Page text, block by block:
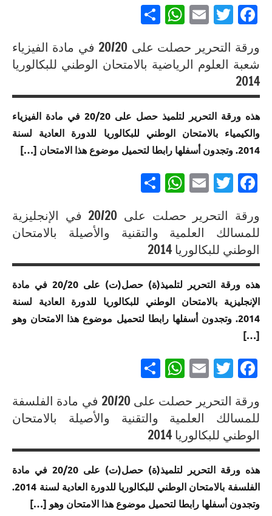
إنجازات
الامتحان
الموحد
الوطني
للبكالوريا
مسلك العلوم
والتكنولوجيات
الميكانيكية
متميزة
في
الموحد
الوطني
للبكالوريا
مسلك
التطبيقية
إنجازات
متميزة
الامتحان
الموحد
للبكالوريا
مسلك
اللغة
العربية
إنجازات
متميزة في
الامتحان
للبكالوريا
مسلك
الفيزيائية
خيار لغة
فرنسية
متميزة في
الامتحان
الموحد
للبكالوريا
مسلك العلوم
الكهربائية
إنجازات
متميزة في
الموحد
الوطني
للبكالوريا
مسلك العلوم
والتكنولوجيات
الميكانيكية
إنجازات
متميزة
في
الامتحان
الموحد
الوطني
للبكالوريا
مسلك
التطبيقية
ب
إنجازات
في
الامتحان
الموحد
الوطني
مسلك
العلوم
الرياضية
المسالك
متميزة
الامتحان
للبكالوريا
مسلك
العلوم
إنجازات
في
الامتحان
الموحد
الوطني
مسلك
العلوم
الرياضية
متميزة
الامتحان
الموحد
الوطني
للبكالوريا
العلوم
الرياضية
ب
Facebook
Twitter
Email
WhatsApp
إنجازات
متميزة
في
الموحد
الوطني
للبكالوريا
المسالك
متميزة
الامتحان
الموحد
للبكالوريا
مسلك
العلوم
الاقتصادية
متميزة
الامتحان
الموحد
الوطني
للبكالوريا
العلوم
الرياضية
ورقة التحرير حصلت على 20/20 في مادة الفيزياء
شعبة العلوم الرياضية بالامتحان الوطني للبكالوريا
2014
هذه ورقة التحرير لتلميذ حصل على 20/20 في مادة الفيزياء
والكيمياء بالامتحان الوطني للبكالوريا للدورة العادية لسنة
2014. وتجدون أسفلها رابطا لتحميل موضوع هذا الامتحان […]
Facebook
Twitter
Email
WhatsApp
إنجازات
متميزة
في
الموحد
الوطني
للبكالوريا
لجميع
إنجازات
في
الامتحان
الموحد
الوطني
مسلك
العلوم
الرياضية
ورقة التحرير حصلت على 20/20 في الإنجليزية
للمسالك العلمية والتقنية والأصيلة بالامتحان
الوطني للبكالوريا 2014
هذه ورقة التحرير لتلميذ(ة) حصل(ت) على 20/20 في مادة
الإنجليزية بالامتحان الوطني للبكالوريا للدورة العادية لسنة
2014. وتجدون أسفلها رابطا لتحميل موضوع هذا الامتحان وهو
[…]
Facebook
Twitter
Email
WhatsApp
إنجازات
متميزة
في
الموحد
الوطني
للبكالوريا
ورقة التحرير حصلت على 20/20 في مادة الفلسفة
للمسالك العلمية والتقنية والأصيلة بالامتحان
الوطني للبكالوريا 2014
هذه ورقة التحرير لتلميذ(ة) حصل(ت) على 20/20 في مادة
الفلسفة بالامتحان الوطني للبكالوريا للدورة العادية لسنة 2014.
وتجدون أسفلها رابطا لتحميل موضوع هذا الامتحان وهو […]